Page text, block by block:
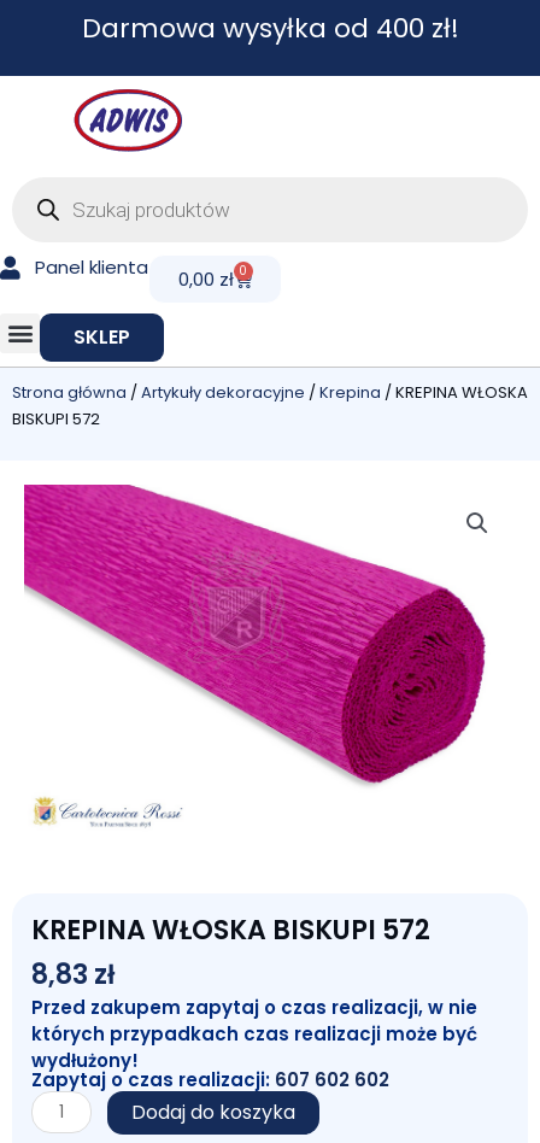
Darmowa wysyłka od 400 zł!
Panel klienta 0,00 zł 0
Cart
SKLEP
Strona główna /Artykuły dekoracyjne /Krepina / KREPINA WŁOSKA
BISKUPI 572
KREPINA WŁOSKA BISKUPI 572
8,83 zł
Przed zakupem zapytaj o czas realizacji, w nie
których przypadkach czas realizacji może być
wydłużony!
Zapytaj o czas realizacji: 607 602 602
ilość
KREPINA
Dodaj do koszyka